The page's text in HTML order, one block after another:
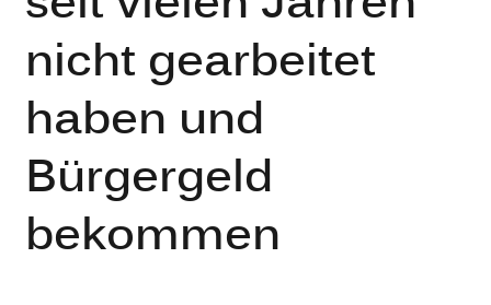
nicht gearbeitet
haben und
Bürgergeld
bekommen